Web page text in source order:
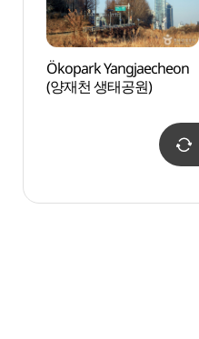
Ökopark Yangjaecheon
(양재천 생태공원)